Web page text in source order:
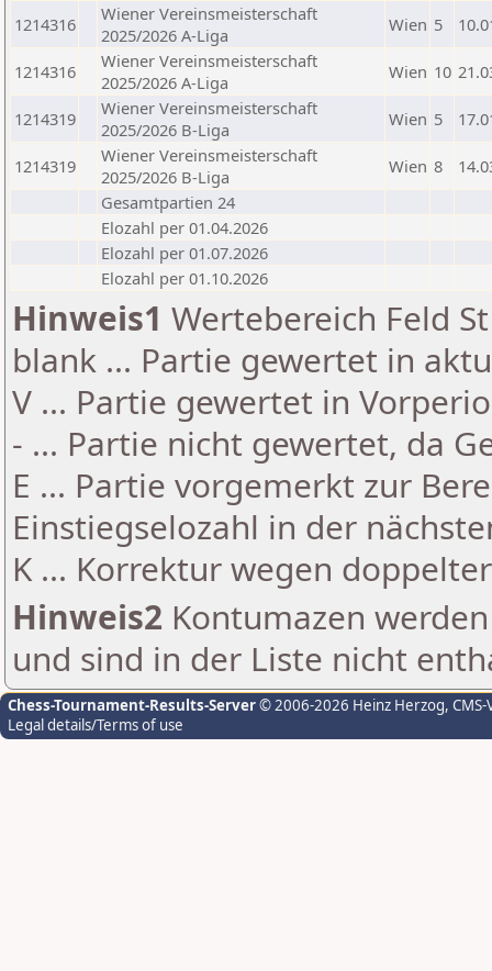
1214316
Wiener Vereinsmeisterschaft
2025/2026 A-Liga
Wien 5
1214316
Wiener Vereinsmeisterschaft
2025/2026 A-Liga
Wien 10
1214319
Wiener Vereinsmeisterschaft
2025/2026 B-Liga
Wien 5
1214319
Wiener Vereinsmeisterschaft
2025/2026 B-Liga
Wien 8
Gesamtpartien 24
Elozahl per 01.04.2026
Elozahl per 01.07.2026
Elozahl per 01.10.2026
Hinweis1 Wertebereich Feld
blank ... Partie gewertet in
V ... Partie gewertet in
- ... Partie nicht gewertet, da
E ... Partie vorgemerkt zur
Einstiegselozahl in der
K ... Korrektur wegen
Hinweis2 Kontumazen
und sind in der Liste nicht
Chess-Tournament-Results-Server© 2006-2026 Heinz Herzog,
Legal details/Terms of use